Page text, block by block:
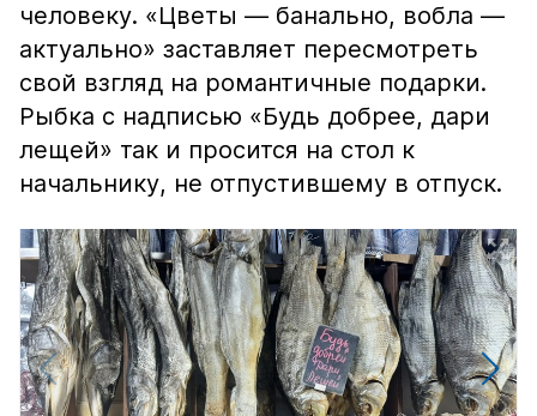
человеку. «Цветы — банально, вобла —
актуально» заставляет пересмотреть
свой взгляд на романтичные подарки.
Рыбка с надписью «Будь добрее, дари
лещей» так и просится на стол к
начальнику, не отпустившему в отпуск.